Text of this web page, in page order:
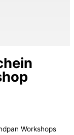
Workshops